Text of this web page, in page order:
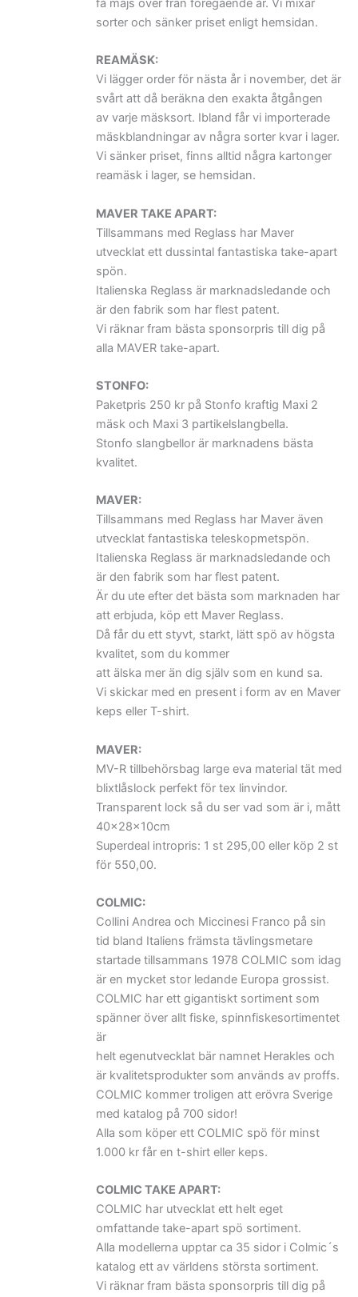
få majs över från föregående år. Vi mixar
sorter och sänker priset enligt hemsidan.
REAMÄSK:
Vi lägger order för nästa år i november, det är
svårt att då beräkna den exakta åtgången
av varje mäsksort. Ibland får vi importerade
mäskblandningar av några sorter kvar i lager.
Vi sänker priset, finns alltid några kartonger
reamäsk i lager, se hemsidan.
MAVER TAKE APART:
Tillsammans med Reglass har Maver
utvecklat ett dussintal fantastiska take-apart
spön.
Italienska Reglass är marknadsledande och
är den fabrik som har flest patent.
Vi räknar fram bästa sponsorpris till dig på
alla MAVER take-apart.
STONFO:
Paketpris 250 kr på Stonfo kraftig Maxi 2
mäsk och Maxi 3 partikelslangbella.
Stonfo slangbellor är marknadens bästa
kvalitet.
MAVER:
Tillsammans med Reglass har Maver även
utvecklat fantastiska teleskopmetspön.
Italienska Reglass är marknadsledande och
är den fabrik som har flest patent.
Är du ute efter det bästa som marknaden har
att erbjuda, köp ett Maver Reglass.
Då får du ett styvt, starkt, lätt spö av högsta
kvalitet, som du kommer
att älska mer än dig själv som en kund sa.
Vi skickar med en present i form av en Maver
keps eller T-shirt.
MAVER:
MV-R tillbehörsbag large eva material tät med
blixtlåslock perfekt för tex linvindor.
Transparent lock så du ser vad som är i, mått
40x28x10cm
Superdeal intropris: 1 st 295,00 eller köp 2 st
för 550,00.
COLMIC:
Collini Andrea och Miccinesi Franco på sin
tid bland Italiens främsta tävlingsmetare
startade tillsammans 1978 COLMIC som idag
är en mycket stor ledande Europa grossist.
COLMIC har ett gigantiskt sortiment som
spänner över allt fiske, spinnfiskesortimentet
är
helt egenutvecklat bär namnet Herakles och
är kvalitetsprodukter som används av proffs.
COLMIC kommer troligen att erövra Sverige
med katalog på 700 sidor!
Alla som köper ett COLMIC spö för minst
1.000 kr får en t-shirt eller keps.
COLMIC TAKE APART:
COLMIC har utvecklat ett helt eget
omfattande take-apart spö sortiment.
Alla modellerna upptar ca 35 sidor i Colmic´s
katalog ett av världens största sortiment.
Vi räknar fram bästa sponsorpris till dig på